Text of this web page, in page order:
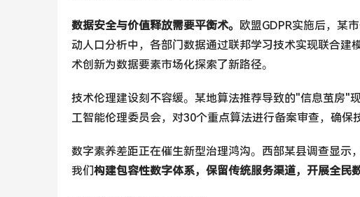
数据安全与价值释放需要平衡术。 欧盟GDPR实施后，某
动人口分析中，各部门数据通过联邦学习技术实现联合
术创新为数据要素市场化探索了新路径。
技术伦理建设刻不容缓。某地算法推荐导致的"信息茧房"
工智能伦理委员会，对30个重点算法进行备案审查，确保
数字素养差距正在催生新型治理鸿沟。西部某县调查显
我们构建包容性数字体系，保留传统服务渠道，开展全民